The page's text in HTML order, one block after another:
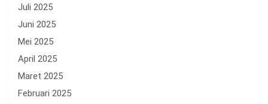
Juli 2025
Juni 2025
Mei 2025
April 2025
Maret 2025
Februari 2025